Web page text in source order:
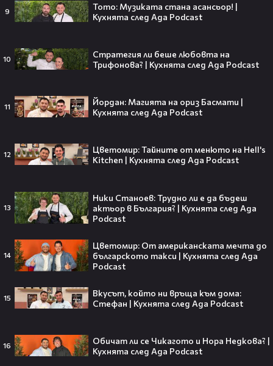
9
Тото: Музиката стана асансьор! |
Кухнята след Ада Podcast
10
Стратегия ли беше любовта на
Трифонова? | Кухнята след Ада Podcast
11
Йордан: Магията на ориз Басмати |
Кухнята след Ада Podcast
12
Цветомир: Тайните от менюто на Hell's
Kitchen | Кухнята след Ада Podcast
13
Ники Станоев: Трудно ли е да бъдеш
актьор в България? | Кухнята след Ада
Podcast
14
Цветомир: От американската мечта до
българското такси | Кухнята след Ада
Podcast
15
Вкусът, който ни връща към дома:
Стефан | Кухнята след Ада Podcast
16
Обичат ли се Чикагото и Нора Недкова? |
Кухнята след Ада Podcast
трол😯💥
55 милиарда по-късно: EA вече
Саудитска Арабия💰
Barbie 2 има краен срок до 2026,
който трябва да спази, иначе
След тежка контузия: Дейв
Батиста е новият Кратос!😯💥